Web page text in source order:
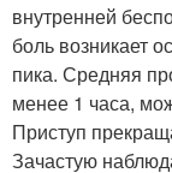
внутренней
боль возникает
пика. Средняя
менее 1 часа,
Приступ
Зачастую